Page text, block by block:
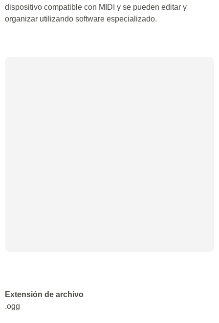
dispositivo compatible con MIDI y se pueden editar y
organizar utilizando software especializado.
Extensión de archivo
.ogg